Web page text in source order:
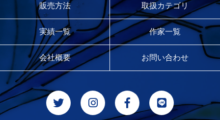
販売方法 取扱カテゴリ
実績一覧 作家一覧
会社概要 お問い合わせ